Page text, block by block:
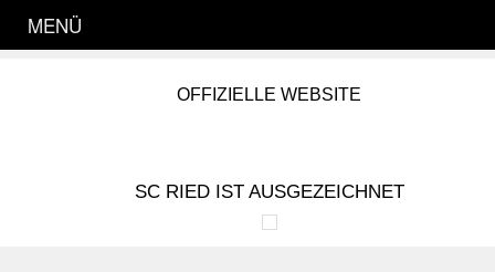
OFFIZIELLE WEBSITE
SC RIED IST AUSGEZEICHNET
MENÜ